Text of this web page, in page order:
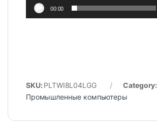
00:00
SKU: PLTWI8L04LGG
Category:
Промышленные компьютеры